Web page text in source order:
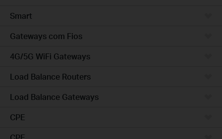
Smart
Gateways com Fios
4G/5G WiFi Gateways
Load Balance Routers
Load Balance Gateways
CPE